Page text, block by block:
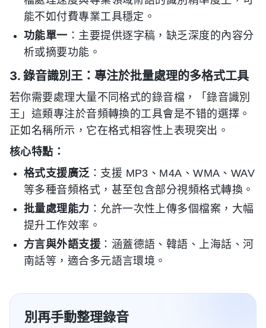
能不如付費專業工具穩定。
功能單一 ：主要提供逐字稿，缺乏深度的內容分
析或摘要功能。
3. 錄音識別王：專注於批量處理的多格式工具
若你需要處理大量不同格式的錄音檔，「錄音識別
王」這類專注於音頻轉換的工具會是不错的選擇。
正如名稱所示，它在格式相容性上表現突出。
核心特點：
格式支援廣泛：支援 MP3、M4A、WMA、WAV
等多種音頻格式，甚至包含部分視頻格式轉換。
批量處理能力 ：允許一次性上傳多個檔案，大幅
提升工作效率。
方言與外語支援 ：涵蓋德語、韓語、上海話、河
南話等，適合多元語言環境。
別再手動整理錄音